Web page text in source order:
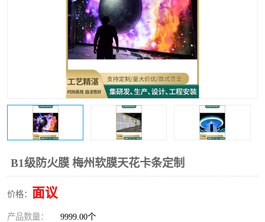
B1级防火膜 梅州软膜天花卡条定制
价格： 面议
产品数量： 9999.00个